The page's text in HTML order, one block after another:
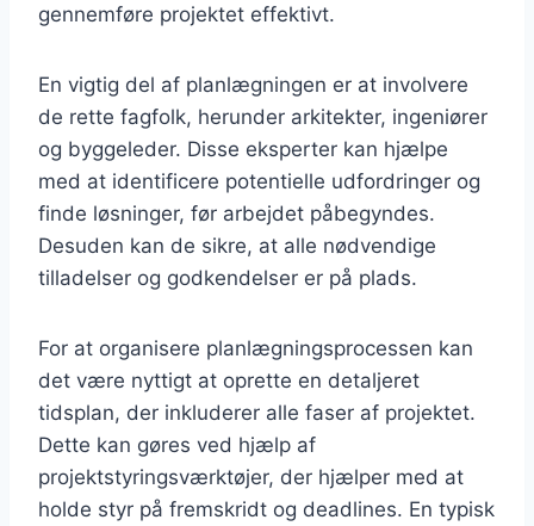
gennemføre projektet effektivt.
En vigtig del af planlægningen er at involvere
de rette fagfolk, herunder arkitekter, ingeniører
og byggeleder. Disse eksperter kan hjælpe
med at identificere potentielle udfordringer og
finde løsninger, før arbejdet påbegyndes.
Desuden kan de sikre, at alle nødvendige
tilladelser og godkendelser er på plads.
For at organisere planlægningsprocessen kan
det være nyttigt at oprette en detaljeret
tidsplan, der inkluderer alle faser af projektet.
Dette kan gøres ved hjælp af
projektstyringsværktøjer, der hjælper med at
holde styr på fremskridt og deadlines. En typisk